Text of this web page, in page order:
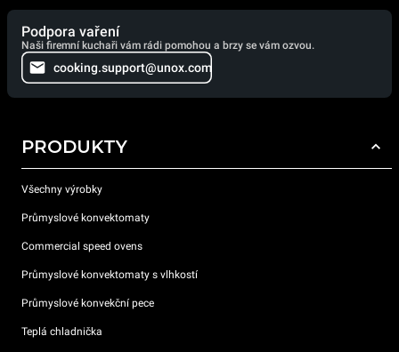
Podpora vaření
Naši firemní kuchaři vám rádi pomohou a brzy se vám ozvou.
cooking.support@unox.com
PRODUKTY
Všechny výrobky
Průmyslové konvektomaty
Commercial speed ovens
Průmyslové konvektomaty s vlhkostí
Průmyslové konvekční pece
Teplá chladnička